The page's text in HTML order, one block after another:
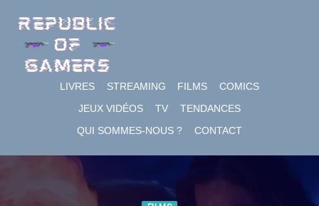
content
LIVRES STREAMING FILMS
COMICS
JEUX VIDÉOS
TV
TENDANCES
QUI SOMMES-NOUS ?
CONTACT